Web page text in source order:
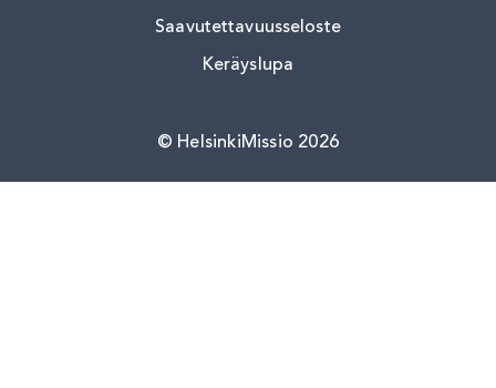
Saavutettavuusseloste
Keräyslupa
HelsinkiMissio 2026